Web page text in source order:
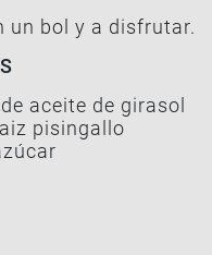
un bol y a disfrutar.
aceite de girasol
pisingallo